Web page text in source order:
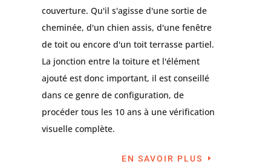
couverture. Qu'il s'agisse d'une sortie de
cheminée, d'un chien assis, d'une fenêtre
de toit ou encore d'un toit terrasse partiel.
La jonction entre la toiture et l'élément
ajouté est donc important, il est conseillé
dans ce genre de configuration, de
procéder tous les 10 ans à une vérification
visuelle complète.
EN SAVOIR PLUS